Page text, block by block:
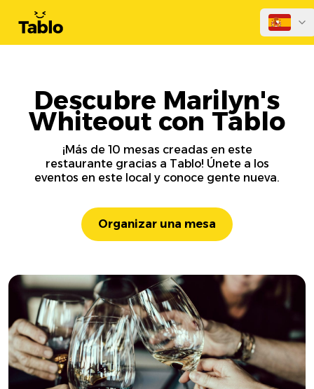
Descubre Marilyn's
Whiteout con Tablo
¡Más de 10 mesas creadas en este
restaurante gracias a Tablo! Únete a los
eventos en este local y conoce gente nueva.
Organizar una mesa